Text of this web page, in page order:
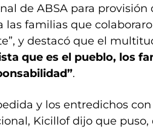
de ABSA para provisión
familias que
y destacó que el
que es el pueblo, los
.
y los entredichos con
Kicillof dijo que puso,